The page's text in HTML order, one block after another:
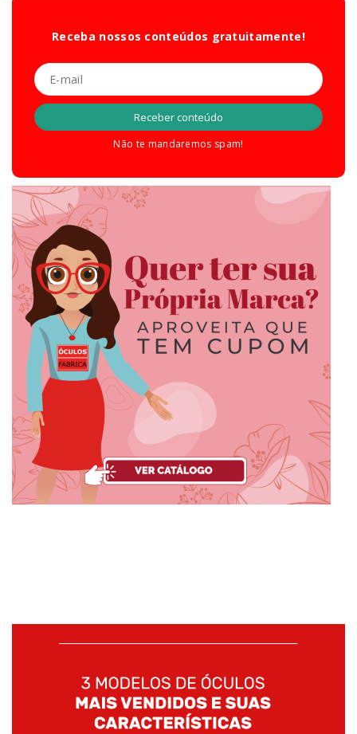
Receba nossos conteúdos gratuitamente!
Não te mandaremos spam!